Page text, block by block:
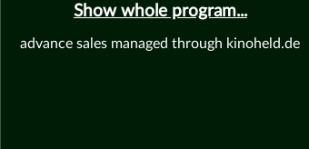
Show whole program...
advance sales managed through kinoheld.de